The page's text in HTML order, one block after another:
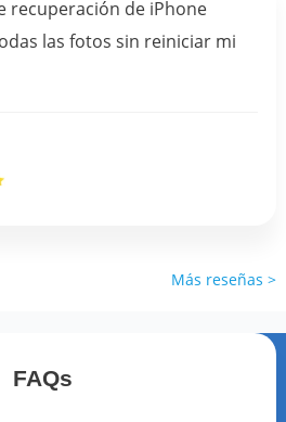
recuperación de iPhone
las fotos sin reiniciar mi
Más reseñas >
FAQs